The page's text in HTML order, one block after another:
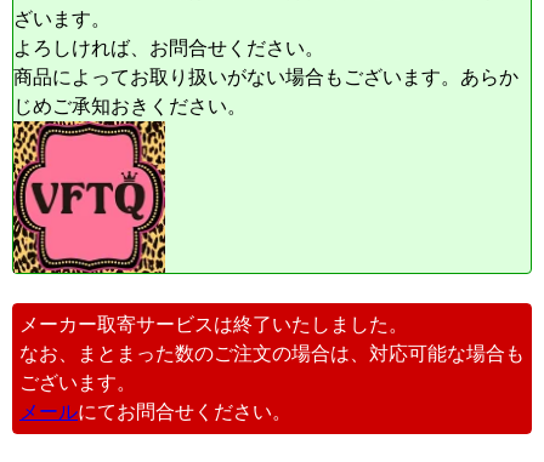
ざいます。
よろしければ、お問合せください。
商品によってお取り扱いがない場合もございます。あらか
じめご承知おきください。
メーカー取寄サービスは終了いたしました。
なお、まとまった数のご注文の場合は、対応可能な場合も
ございます。
メールにてお問合せください。